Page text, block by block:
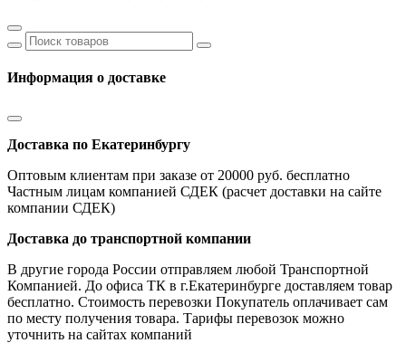
Информация о доставке
Доставка по Екатеринбургу
Оптовым клиентам при заказе от 20000 руб. бесплатно
Частным лицам компанией СДЕК (расчет доставки на сайте
компании СДЕК)
Доставка до транспортной компании
В другие города России отправляем любой Транспортной
Компанией. До офиса ТК в г.Екатеринбурге доставляем товар
бесплатно. Стоимость перевозки Покупатель оплачивает сам
по месту получения товара. Тарифы перевозок можно
уточнить на сайтах компаний